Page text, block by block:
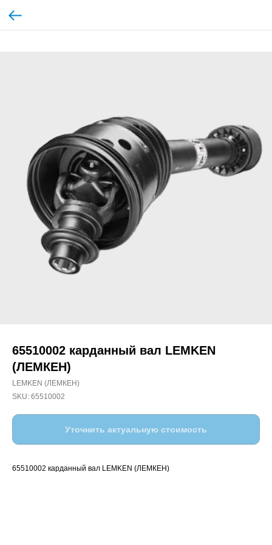
65510002 карданный вал LEMKEN
(ЛЕМКЕН)
LEMKEN (ЛЕМКЕН)
SKU: 65510002
Уточнить актуальную стоимость
65510002 карданный вал LEMKEN (ЛЕМКЕН)